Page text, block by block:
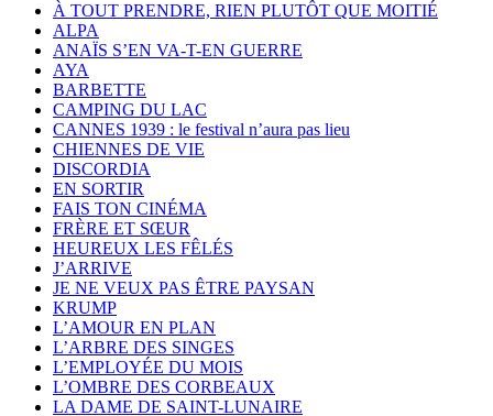
À TOUT PRENDRE, RIEN PLUTÔT QUE MOITIÉ
ALPA
ANAÏS S’EN VA-T-EN GUERRE
AYA
BARBETTE
CAMPING DU LAC
CANNES 1939 : le festival n’aura pas lieu
CHIENNES DE VIE
DISCORDIA
EN SORTIR
FAIS TON CINÉMA
FRÈRE ET SŒUR
HEUREUX LES FÊLÉS
J’ARRIVE
JE NE VEUX PAS ÊTRE PAYSAN
KRUMP
L’AMOUR EN PLAN
L’ARBRE DES SINGES
L’EMPLOYÉE DU MOIS
L’OMBRE DES CORBEAUX
LA DAME DE SAINT-LUNAIRE